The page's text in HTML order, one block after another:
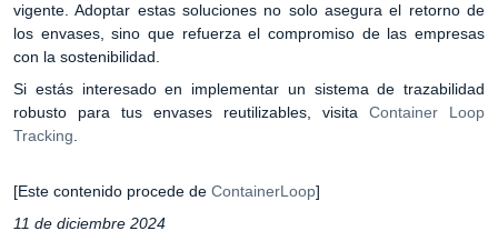
vigente. Adoptar estas soluciones no solo asegura el retorno de
los envases, sino que refuerza el compromiso de las empresas
con la sostenibilidad.
Si estás interesado en implementar un sistema de trazabilidad
robusto para tus envases reutilizables, visita Container Loop
Tracking
[Este contenido procede de ContainerLoop]
11 de diciembre 2024